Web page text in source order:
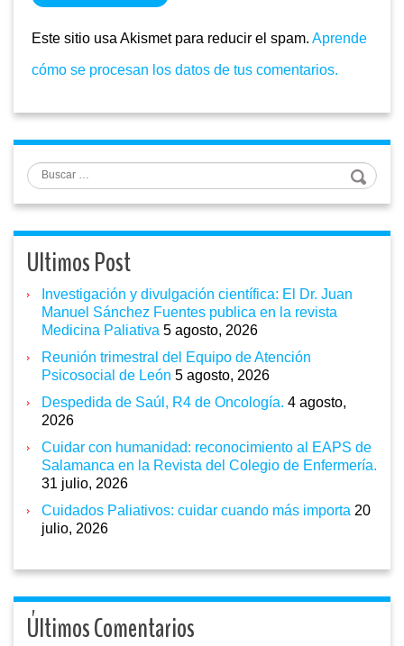
Este sitio usa Akismet para reducir el spam. Aprende
cómo se procesan los datos de tus comentarios.
Buscar
Ultimos Post
Investigación y divulgación científica: El Dr. Juan
Manuel Sánchez Fuentes publica en la revista
Medicina Paliativa 5 agosto, 2026
Reunión trimestral del Equipo de Atención
Psicosocial de León 5 agosto, 2026
Despedida de Saúl, R4 de Oncología. 4 agosto,
2026
Cuidar con humanidad: reconocimiento al EAPS de
Salamanca en la Revista del Colegio de Enfermería.
31 julio, 2026
Cuidados Paliativos: cuidar cuando más importa 20
julio, 2026
Últimos Comentarios